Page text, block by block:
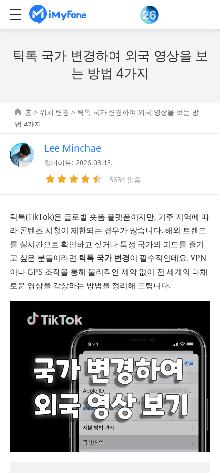
틱톡 국가 변경하여 외국 영상을 보
는 방법 4가지
홈 > 위치 변경 > 틱톡 국가 변경하여 외국 영상을 보는 방
법 4가지
Lee Minchae
업데이트: 2026.03.13.
5634 읽음
틱톡(TikTok)은 글로벌 숏폼 플랫폼이지만, 거주 지역에 따
라 콘텐츠 시청이 제한되는 경우가 많습니다. 해외 트렌드
를 실시간으로 확인하고 싶거나 특정 국가의 피드를 즐기
고 싶은 분들이라면 틱톡 국가 변경이 필수적인데요. VPN
이나 GPS 조작을 통해 물리적인 제약 없이 전 세계의 다채
로운 영상을 감상하는 방법을 정리해 드립니다.